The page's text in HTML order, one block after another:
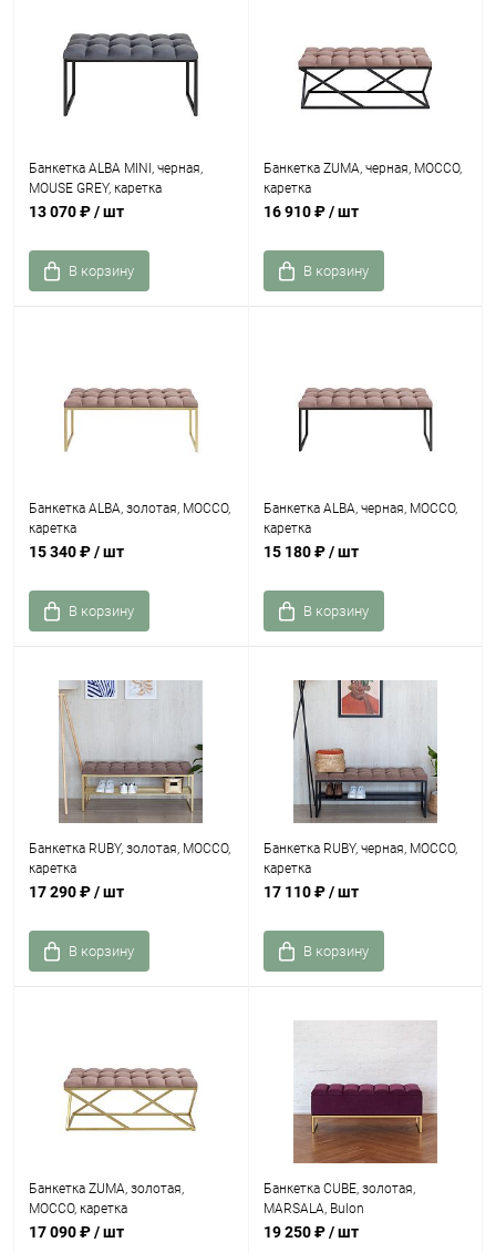
Банкетка ALBA MINI, черная,
MOUSE GREY, каретка
13 070 ₽/ шт
В корзину
Банкетка ZUMA, черная, MOCCO,
каретка
16 910 ₽/ шт
В корзину
Банкетка ALBA, золотая, MOCCO,
каретка
15 340 ₽/ шт
В корзину
Банкетка ALBA, черная, MOCCO,
каретка
15 180 ₽/ шт
В корзину
Банкетка RUBY, золотая, MOCCO,
каретка
17 290 ₽/ шт
В корзину
Банкетка RUBY, черная, MOCCO,
каретка
17 110 ₽/ шт
В корзину
Банкетка ZUMA, золотая,
MOCCO, каретка
17 090 ₽/ шт
Банкетка CUBE, золотая,
MARSALA, Bulon
19 250 ₽/ шт